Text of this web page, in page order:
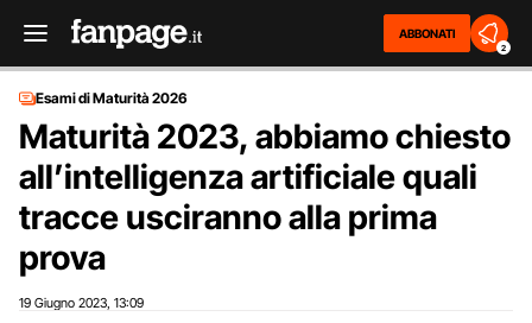
ABBONATI
2
Esami di Maturità 2026
Maturità 2023, abbiamo chiesto
all’intelligenza artificiale quali
tracce usciranno alla prima
prova
19 Giugno 2023 13:09